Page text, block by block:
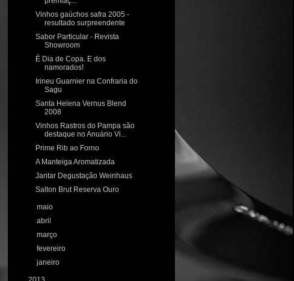
Vinhos gaúchos safra 2005 -
resultado surpreendente
Sabor Particular - Revista
Showroom
É Dia de Copa. E dos
namorados!
Irineu Guarnier na Confraria do
Sagu
Santa Helena Vernus Blend
2008
Vinhos Rastros do Pampa são
destaque no Anuário Vi...
Prime Rib ao Forno
A Manteiga Aromatizada
Jantar Degustação Weinhaus
Salton Brut Reserva Ouro
►maio
►abril
►março
►fevereiro
►janeiro